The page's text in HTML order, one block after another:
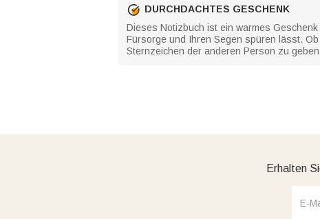
DURCHDACHTES GESCHENK
Dieses Notizbuch ist ein warmes
Fürsorge und Ihren Segen spüren lässt.
Sternzeichen der anderen Person zu
Erhalten